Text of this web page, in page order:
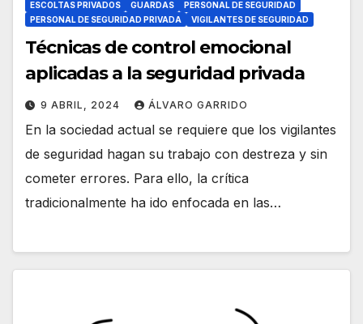
ESCOLTAS PRIVADOS GUARDAS
PERSONAL DE SEGURIDAD
PERSONAL DE SEGURIDAD PRIVADA
VIGILANTES DE SEGURIDAD
Técnicas de control emocional
aplicadas a la seguridad privada
9 ABRIL, 2024 ÁLVARO GARRIDO
En la sociedad actual se requiere que los vigilantes
de seguridad hagan su trabajo con destreza y sin
cometer errores. Para ello, la crítica
tradicionalmente ha ido enfocada en las…